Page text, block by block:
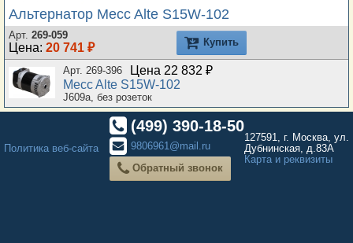
Альтернатор Mecc Alte S15W-102
Арт. 269-059
Цена: 20 741 ₽ Купить
Арт. 269-396
Цена 22 832 ₽
Mecc Alte S15W-102
J609a, без розеток
Политика веб-сайта
(499) 390-18-50
9806961@mail.ru
Обратный звонок
127591, г. Москва, ул.
Дубнинская, д.83А
Карта и реквизиты